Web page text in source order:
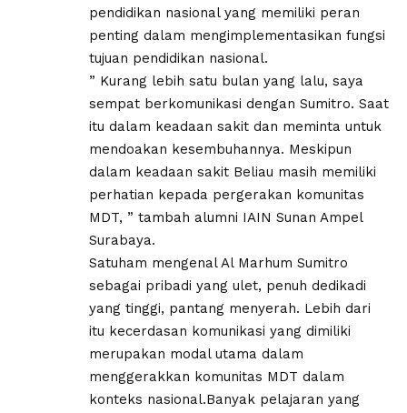
pendidikan nasional yang memiliki peran
penting dalam mengimplementasikan fungsi
tujuan pendidikan nasional.
” Kurang lebih satu bulan yang lalu, saya
sempat berkomunikasi dengan Sumitro. Saat
itu dalam keadaan sakit dan meminta untuk
mendoakan kesembuhannya. Meskipun
dalam keadaan sakit Beliau masih memiliki
perhatian kepada pergerakan komunitas
MDT, ” tambah alumni IAIN Sunan Ampel
Surabaya.
Satuham mengenal Al Marhum Sumitro
sebagai pribadi yang ulet, penuh dedikadi
yang tinggi, pantang menyerah. Lebih dari
itu kecerdasan komunikasi yang dimiliki
merupakan modal utama dalam
menggerakkan komunitas MDT dalam
konteks nasional.Banyak pelajaran yang